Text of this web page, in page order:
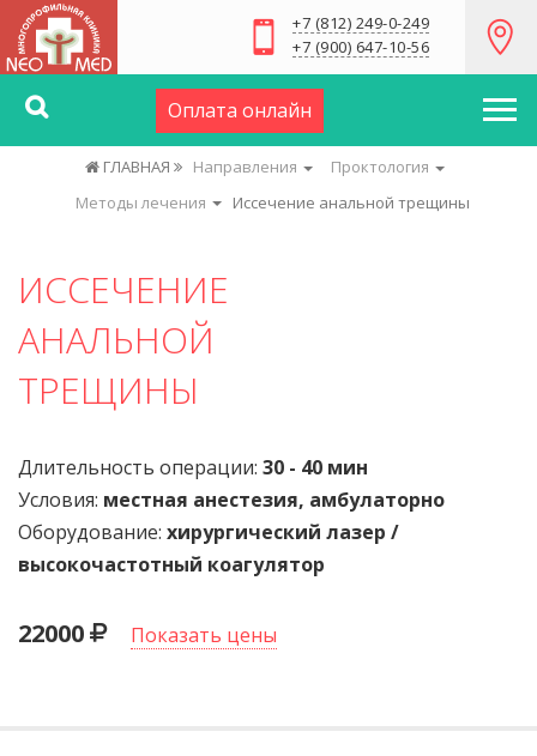
+7 (812) 249-0-249
+7 (900) 647-10-56
Оплата онлайн
ГЛАВНАЯ Направления
Проктология
Методы лечения
Иссечение анальной трещины
ИССЕЧЕНИЕ
АНАЛЬНОЙ
ТРЕЩИНЫ
Длительность операции: 30 - 40 мин
Условия: местная анестезия, амбулаторно
Оборудование: хирургический лазер /
высокочастотный коагулятор
22000 Показать цены